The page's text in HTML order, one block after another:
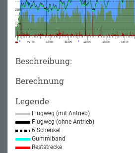
Beschreibung:
Berechnung
Legende
Flugweg (mit Antrieb)
Flugweg (ohne Antrieb)
6 Schenkel
Gummiband
Reststrecke